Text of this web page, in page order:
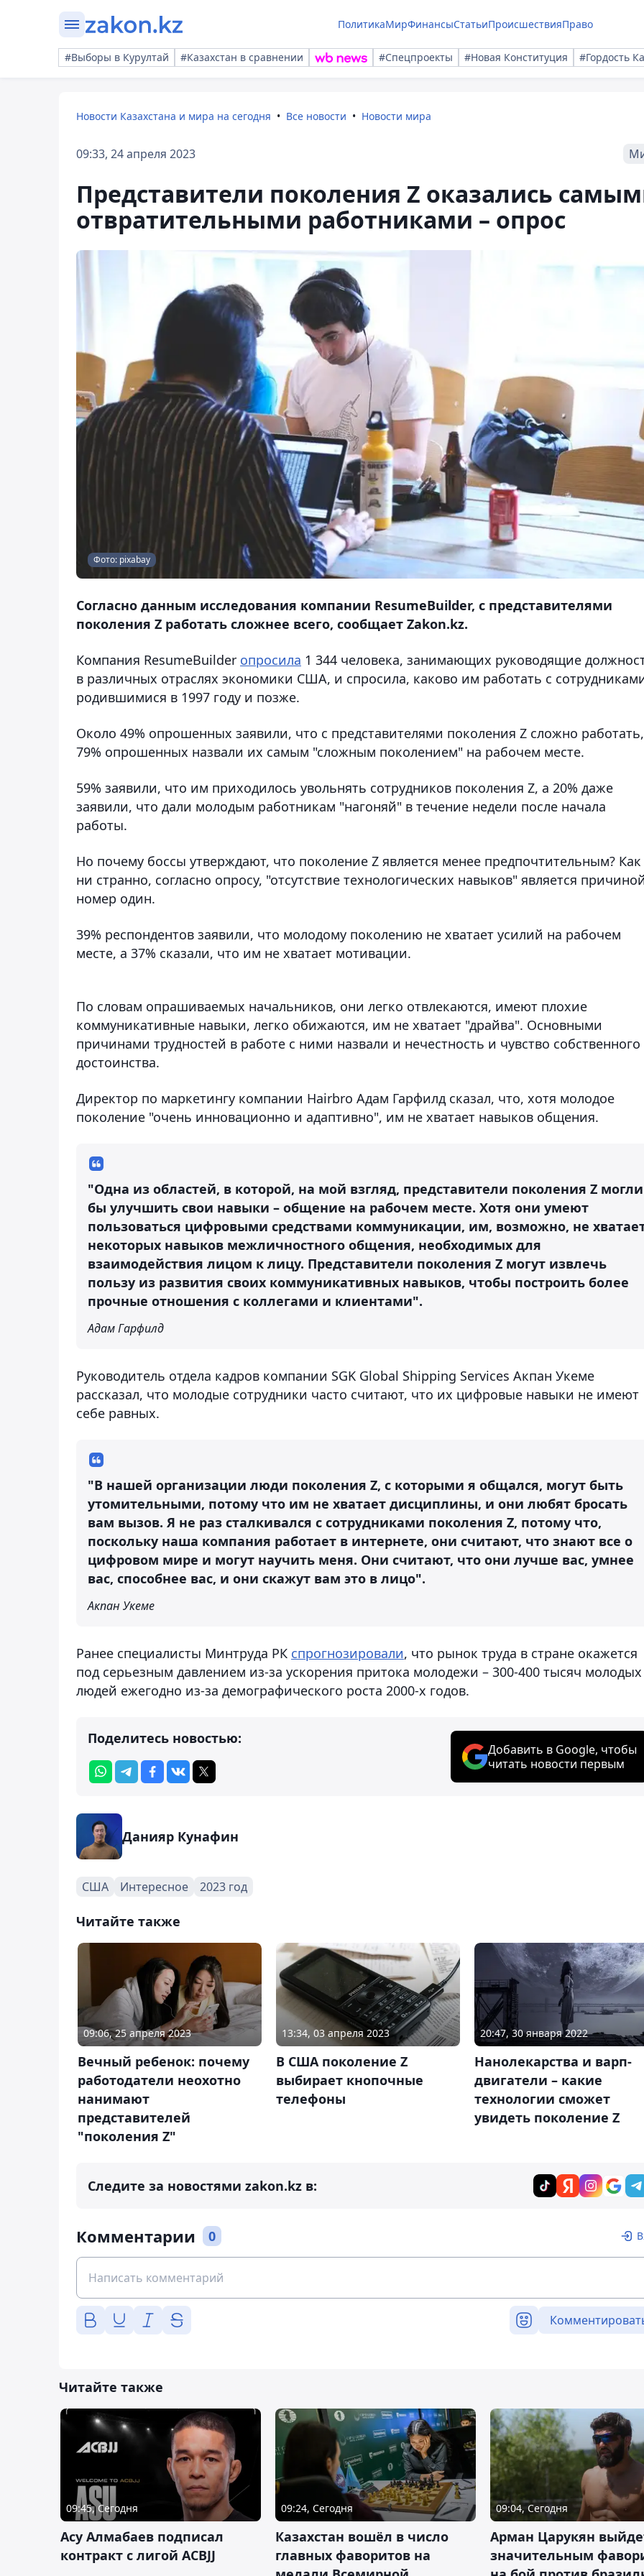
ПолитикаМирФинансыСтатьиПроисшествияПраво
#Выборы в Курултай #Казахстан в сравнении #Спецпроекты #Новая Конституция #Гордость
Новости Казахстана и мира на сегодня Все новости Новости мира
09:33, 24 апреля 2023
Представители поколения Z оказались
отвратительными работниками – опрос
Фото: pixabay
Согласно данным исследования компании ResumeBuilder, с представителями
поколения Z работать сложнее всего, сообщает Zakon.kz.
Компания ResumeBuilder опросила 1 344 человека, занимающих руководящие
в различных отраслях экономики США, и спросила, каково им работать с
родившимися в 1997 году и позже.
Около 49% опрошенных заявили, что с представителями поколения Z сложно
79% опрошенных назвали их самым "сложным поколением" на рабочем месте.
59% заявили, что им приходилось увольнять сотрудников поколения Z, а 20% даже
заявили, что дали молодым работникам "нагоняй" в течение недели после начала
работы.
Но почему боссы утверждают, что поколение Z является менее предпочтительным? Как
ни странно, согласно опросу, "отсутствие технологических навыков" является
номер один.
39% респондентов заявили, что молодому поколению не хватает усилий на рабочем
месте, а 37% сказали, что им не хватает мотивации.
По словам опрашиваемых начальников, они легко отвлекаются, имеют плохие
коммуникативные навыки, легко обижаются, им не хватает "драйва". Основными
причинами трудностей в работе с ними назвали и нечестность и чувство собственного
достоинства.
Директор по маркетингу компании Hairbro Адам Гарфилд сказал, что, хотя молодое
поколение "очень инновационно и адаптивно", им не хватает навыков общения.
"Одна из областей, в которой, на мой взгляд, представители поколения Z могли
бы улучшить свои навыки – общение на рабочем месте. Хотя они умеют
пользоваться цифровыми средствами коммуникации, им, возможно, не
некоторых навыков межличностного общения, необходимых для
взаимодействия лицом к лицу. Представители поколения Z могут извлечь
пользу из развития своих коммуникативных навыков, чтобы построить более
прочные отношения с коллегами и клиентами".
Адам Гарфилд
Руководитель отдела кадров компании SGK Global Shipping Services Акпан Укеме
рассказал, что молодые сотрудники часто считают, что их цифровые навыки не имеют
себе равных.
"В нашей организации люди поколения Z, с которыми я общался, могут быть
утомительными, потому что им не хватает дисциплины, и они любят бросать
вам вызов. Я не раз сталкивался с сотрудниками поколения Z, потому что,
поскольку наша компания работает в интернете, они считают, что знают все о
цифровом мире и могут научить меня. Они считают, что они лучше вас, умнее
вас, способнее вас, и они скажут вам это в лицо".
Акпан Укеме
Ранее специалисты Минтруда РК спрогнозировали, что рынок труда в стране окажется
под серьезным давлением из-за ускорения притока молодежи – 300-400 тысяч молодых
людей ежегодно из-за демографического роста 2000-х годов.
Поделитесь новостью:
Добавить в Google, чтобы
читать новости первым
Данияр Кунафин
США Интересное 2023 год
Читайте также
09:06, 25 апреля 2023
Вечный ребенок: почему
работодатели неохотно
нанимают
представителей
"поколения Z"
13:34, 03 апреля 2023
В США поколение Z
выбирает кнопочные
телефоны
20:47, 30 января 2022
Нанолекарства и варп-
двигатели – какие
технологии сможет
увидеть поколение Z
Следите за новостями zakon.kz в:
Комментарии 0
Читайте также
09:45, Сегодня
Асу Алмабаев подписал
контракт с лигой ACBJJ
09:24, Сегодня
Казахстан вошёл в число
главных фаворитов на
09:04, Сегодня
Арман Царукян
значительным